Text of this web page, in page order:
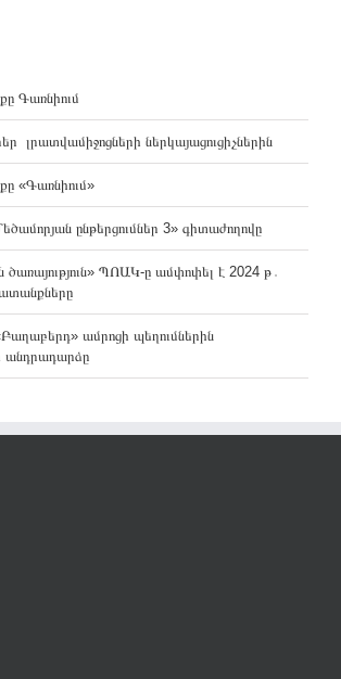
Գառնիում
լրատվամիջոցների ներկայացուցիչներին
«Գառնիում»
ընթերցումներ 3» գիտաժողովը
ՊՈԱԿ-ը ամփոփել է 2024 թ․
ամրոցի պեղումներին
անդրադարձը